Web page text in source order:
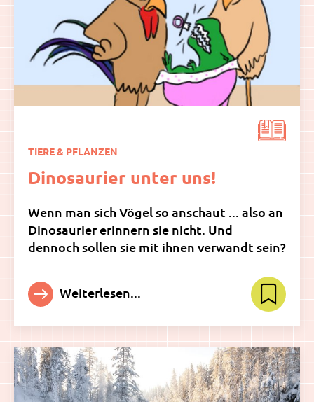
TIERE & PFLANZEN
Dinosaurier unter uns!
Wenn man sich Vögel so anschaut ... also an
Dinosaurier erinnern sie nicht. Und
dennoch sollen sie mit ihnen verwandt sein?
Weiterlesen...